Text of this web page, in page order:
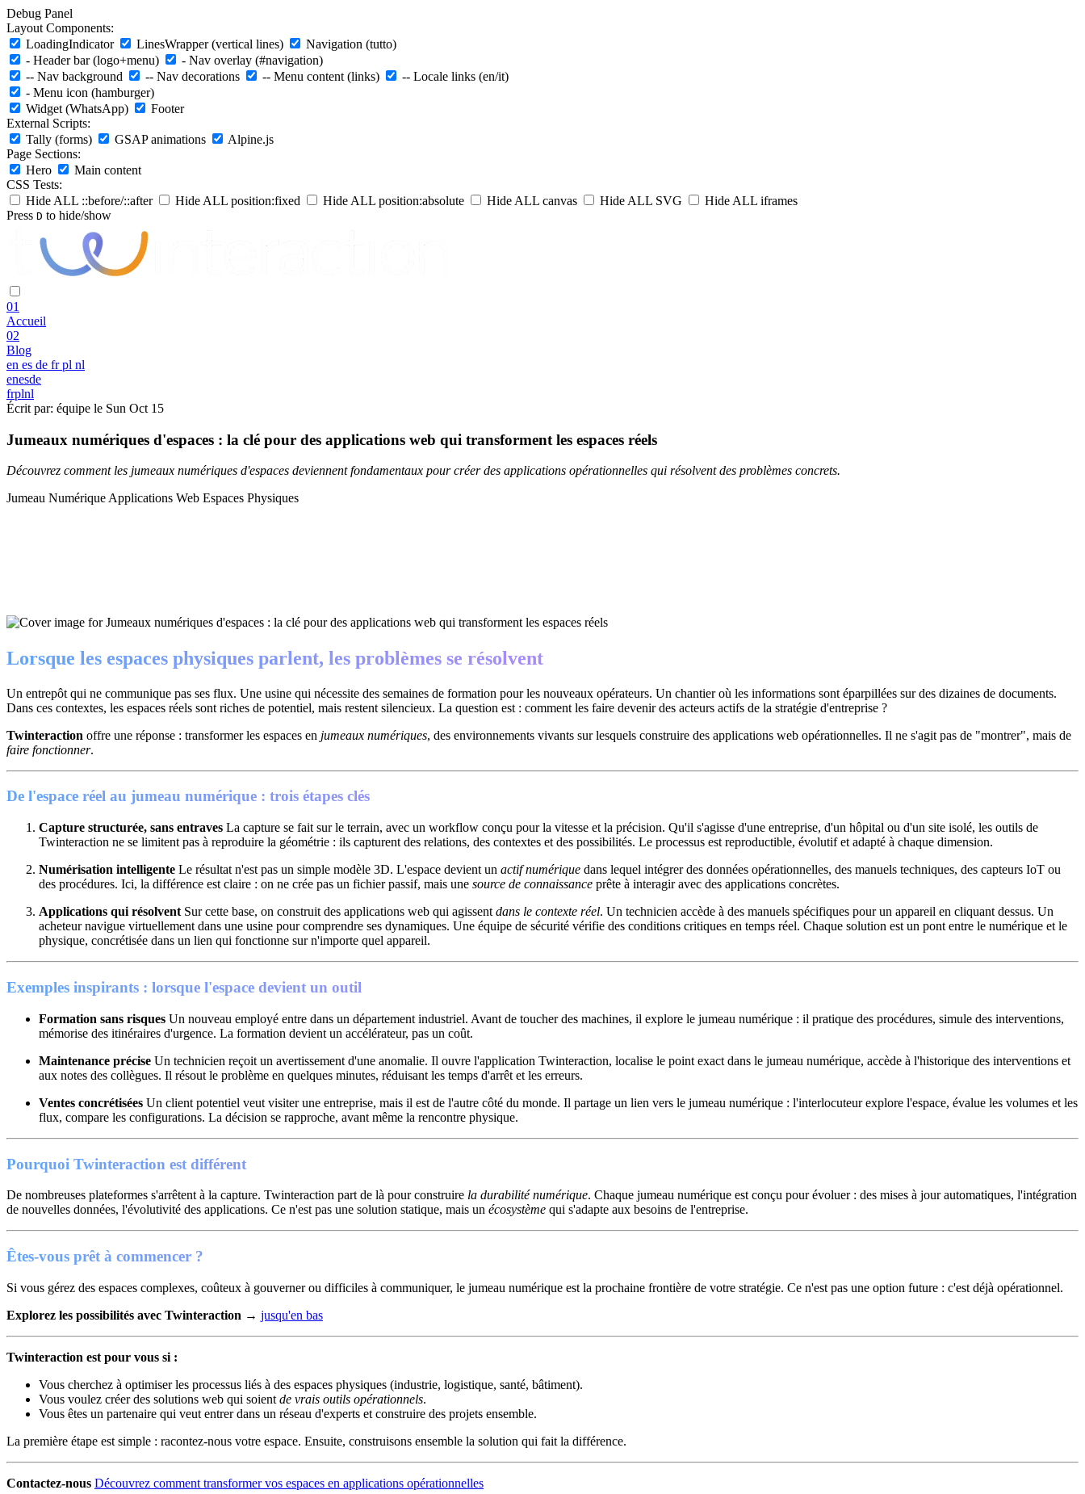
Debug Panel
Layout Components:
LoadingIndicator
LinesWrapper (vertical lines)
Navigation (tutto)
- Header bar (logo+menu)
- Nav overlay (#navigation)
-- Nav background
-- Nav decorations -- Menu content (links)
-- Locale links (en/it)
- Menu icon (hamburger)
Widget (WhatsApp)
Footer
External Scripts:
Tally (forms)
GSAP animations
Alpine.js
Page Sections:
Hero
Main content
CSS Tests:
Hide ALL ::before/::after
Hide ALL position:fixed Hide ALL position:absolute Hide ALL canvas Hide ALL SVG
Hide ALL iframes
Press D to hide/show
01
Accueil
02
Blog
en es de fr pl nl
enesde
frplnl
Écrit par: équipe le Sun Oct 15
Jumeaux numériques d'espaces : la clé pour des applications web qui transforment les espaces réels
Découvrez comment les jumeaux numériques d'espaces deviennent fondamentaux pour créer des applications opérationnelles qui résolvent des problèmes concrets.
Jumeau NumériqueApplications Web Espaces Physiques
Lorsque les espaces physiques parlent, les problèmes se résolvent
Un entrepôt qui ne communique pas ses flux. Une usine qui nécessite des semaines de formation pour les nouveaux opérateurs. Un chantier où les informations sont éparpillées sur des dizaines de documents.
Dans ces contextes, les espaces réels sont riches de potentiel, mais restent silencieux. La question est : comment les faire devenir des acteurs actifs de la stratégie d'entreprise ?
Twinteraction offre une réponse : transformer les espaces en jumeaux numériques, des environnements vivants sur lesquels construire des applications web opérationnelles. Il ne s'agit pas de "montrer", mais de
faire fonctionner.
De l'espace réel au jumeau numérique : trois étapes clés
Capture structurée, sans entraves La capture se fait sur le terrain, avec un workflow conçu pour la vitesse et la précision. Qu'il s'agisse d'une entreprise, d'un hôpital ou d'un site isolé, les outils de
Twinteraction ne se limitent pas à reproduire la géométrie : ils capturent des relations, des contextes et des possibilités. Le processus est reproductible, évolutif et adapté à chaque dimension.
Numérisation intelligente Le résultat n'est pas un simple modèle 3D. L'espace devient un actif numérique dans lequel intégrer des données opérationnelles, des manuels techniques, des capteurs IoT ou
des procédures. Ici, la différence est claire : on ne crée pas un fichier passif, mais une source de connaissance prête à interagir avec des applications concrètes.
Applications qui résolvent Sur cette base, on construit des applications web qui agissent dans le contexte réel. Un technicien accède à des manuels spécifiques pour un appareil en cliquant dessus. Un
acheteur navigue virtuellement dans une usine pour comprendre ses dynamiques. Une équipe de sécurité vérifie des conditions critiques en temps réel. Chaque solution est un pont entre le numérique et le
physique, concrétisée dans un lien qui fonctionne sur n'importe quel appareil.
Exemples inspirants : lorsque l'espace devient un outil
Formation sans risques Un nouveau employé entre dans un département industriel. Avant de toucher des machines, il explore le jumeau numérique : il pratique des procédures, simule des interventions,
mémorise des itinéraires d'urgence. La formation devient un accélérateur, pas un coût.
Maintenance précise Un technicien reçoit un avertissement d'une anomalie. Il ouvre l'application Twinteraction, localise le point exact dans le jumeau numérique, accède à l'historique des interventions et
aux notes des collègues. Il résout le problème en quelques minutes, réduisant les temps d'arrêt et les erreurs.
Ventes concrétisées Un client potentiel veut visiter une entreprise, mais il est de l'autre côté du monde. Il partage un lien vers le jumeau numérique : l'interlocuteur explore l'espace, évalue les volumes et les
flux, compare les configurations. La décision se rapproche, avant même la rencontre physique.
Pourquoi Twinteraction est différent
De nombreuses plateformes s'arrêtent à la capture. Twinteraction part de là pour construire la durabilité numérique. Chaque jumeau numérique est conçu pour évoluer : des mises à jour automatiques, l'intégration
de nouvelles données, l'évolutivité des applications. Ce n'est pas une solution statique, mais un écosystème qui s'adapte aux besoins de l'entreprise.
Êtes-vous prêt à commencer ?
Si vous gérez des espaces complexes, coûteux à gouverner ou difficiles à communiquer, le jumeau numérique est la prochaine frontière de votre stratégie. Ce n'est pas une option future : c'est déjà opérationnel.
Explorez les possibilités avec Twinteraction → jusqu'en bas
Twinteraction est pour vous si :
Vous cherchez à optimiser les processus liés à des espaces physiques (industrie, logistique, santé, bâtiment).
Vous voulez créer des solutions web qui soient de vrais outils opérationnels.
Vous êtes un partenaire qui veut entrer dans un réseau d'experts et construire des projets ensemble.
La première étape est simple : racontez-nous votre espace. Ensuite, construisons ensemble la solution qui fait la différence.
Contactez-nous Découvrez comment transformer vos espaces en applications opérationnelles